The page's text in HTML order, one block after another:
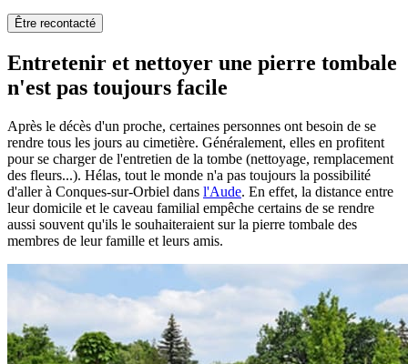
Être recontacté
Entretenir et nettoyer une pierre tombale
n'est pas toujours facile
Après le décès d'un proche, certaines personnes ont besoin de se
rendre tous les jours au cimetière. Généralement, elles en profitent
pour se charger de l'entretien de la tombe (nettoyage, remplacement
des fleurs...). Hélas, tout le monde n'a pas toujours la possibilité
d'aller à Conques-sur-Orbiel dans l'Aude. En effet, la distance entre
leur domicile et le caveau familial empêche certains de se rendre
aussi souvent qu'ils le souhaiteraient sur la pierre tombale des
membres de leur famille et leurs amis.